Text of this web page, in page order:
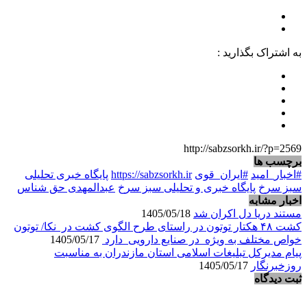
به اشتراک بگذارید :
http://sabzsorkh.ir/?p=2569
برچسب ها
#اخبار_امید #ایران_قوی https://sabzsorkh.ir پایگاه خبری تحلیلی
سبز سرخ پایگاه خبری و تحلیلی سبز سرخ عبدالمهدی حق شناس
اخبار مشابه
مستند دریا دل اکران شد
کشت ۴۸ هکتار توتون در راستای طرح الگوی کشت در نکا/ توتون
خواص مختلف به ویژه در صنایع دارویی دارد
پیام مدیرکل تبلیغات اسلامی استان مازندران به مناسبت
روزخبرنگار
ثبت دیدگاه